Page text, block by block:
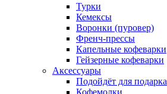
Турки
Кемексы
Воронки (пуровер)
Френч-прессы
Капельные кофеварки
Гейзерные кофеварки
Аксессуары
Подойдёт для подарка
Кофемолки